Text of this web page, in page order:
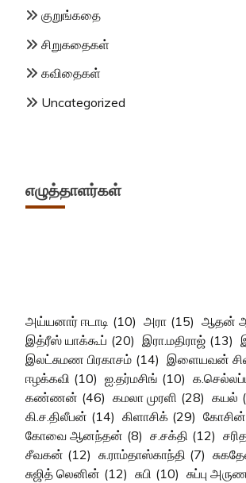
குறுங்கதை
சிறுகதைகள்
கவிதைகள்
Uncategorized
எழுத்தாளர்கள்
அய்யனார் ஈடாடி (10) அரா (15) ஆதன்
இத்ரீஸ் யாக்கூப் (20) இரா.மதிராஜ் (13)
இலட்சுமண பிரகாசம் (14) இளையவன்
ஈழக்கவி (10) ஐ.தர்மசிங் (10)
கண்ணன் (46) கமலா முரளி (28) கயல்
கி.ச.திலீபன் (14) கிளாசிக் (29)
கோவை ஆனந்தன் (8) ச.சக்தி (12)
சீவகன் (12) சு.ராம்தாஸ்காந்தி (7)
சுஜித் லெனின் (12) சுபி (10) சுப்பு